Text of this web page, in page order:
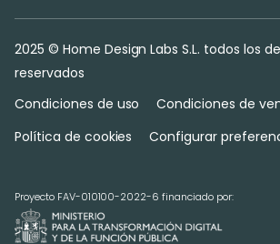
2025 © Home Design Labs S.L. todos los
reservados
Condiciones de uso
Condiciones de
Política de cookies
Configurar
Proyecto FAV-010100-2022-6 financiado por: